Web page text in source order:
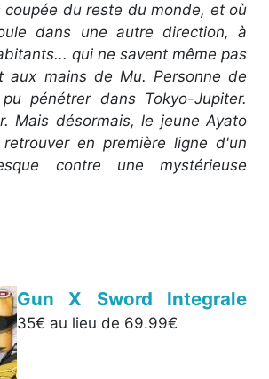
coupée du reste du monde, et où
dans une autre direction, à
qui ne savent même pas
aux mains de Mu. Personne de
pénétrer dans Tokyo-Jupiter.
Mais désormais, le jeune Ayato
en première ligne d'un
contre une mystérieuse
Gun X Sword Integrale
35€ au lieu de 69.99€